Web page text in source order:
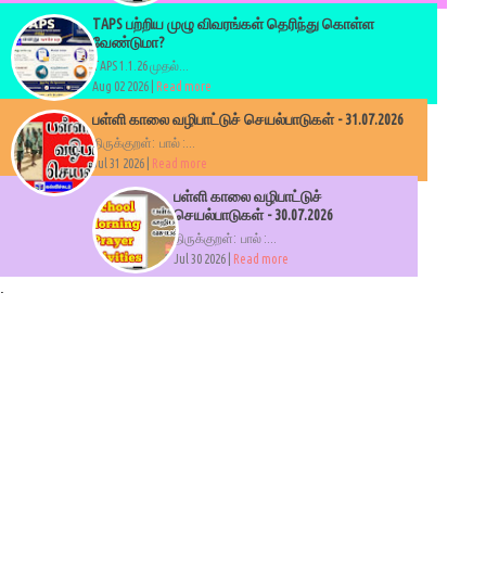
TAPS பற்றிய முழு விவரங்கள் தெரிந்து கொள்ள
வேண்டுமா?
TAPS 1.1.26 முதல்...
Aug 02 2026 | Read more
பள்ளி காலை வழிபாட்டுச் செயல்பாடுகள் - 31.07.2026
திருக்குறள்: பால் :...
Jul 31 2026 |
Read more
பள்ளி காலை வழிபாட்டுச்
செயல்பாடுகள் - 30.07.2026
திருக்குறள்: பால் :...
Jul 30 2026 |
Read more